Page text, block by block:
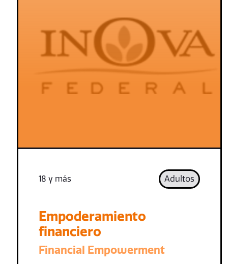
18 y más Adultos
Empoderamiento
financiero
Financial Empowerment